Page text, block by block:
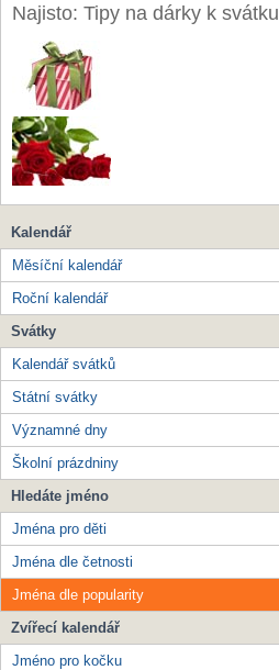
Najisto: Tipy na dárky k svátku
Kalendář
Měsíční kalendář
Roční kalendář
Svátky
Kalendář svátků
Státní svátky
Významné dny
Školní prázdniny
Hledáte jméno
Jména pro děti
Jména dle četnosti
Jména dle popularity
Zvířecí kalendář
Jméno pro kočku